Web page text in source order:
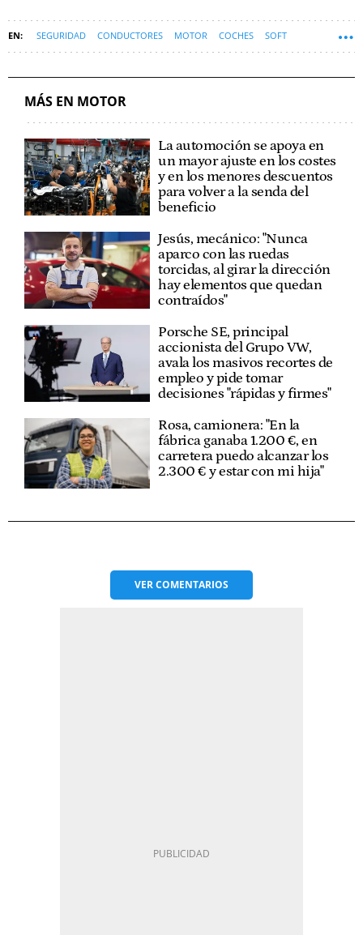
SEGURIDAD CONDUCTORES MOTOR COCHES SOFT
MÁS EN MOTOR
La automoción se apoya en
un mayor ajuste en los costes
y en los menores descuentos
para volver a la senda del
beneficio
Jesús, mecánico: "Nunca
aparco con las ruedas
torcidas, al girar la dirección
hay elementos que quedan
contraídos"
Porsche SE, principal
accionista del Grupo VW,
avala los masivos recortes de
empleo y pide tomar
decisiones "rápidas y firmes"
Rosa, camionera: "En la
fábrica ganaba 1.200 €, en
carretera puedo alcanzar los
2.300 € y estar con mi hija"
VERCOMENTARIOS